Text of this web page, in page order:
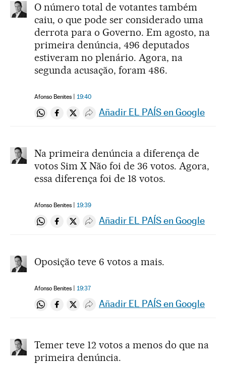
O número total de votantes também
caiu, o que pode ser considerado uma
derrota para o Governo. Em agosto, na
primeira denúncia, 496 deputados
estiveram no plenário. Agora, na
segunda acusação, foram 486.
Afonso Benites 19:40
Compartir en Whatsapp
Compartir en Facebook
Compartir en Twitter
Desplegar Redes Sociales
Añadir EL PAÍS en Google
Na primeira denúncia a diferença de
votos Sim X Não foi de 36 votos. Agora,
essa diferença foi de 18 votos.
Afonso Benites 19:39
Compartir en Whatsapp
Compartir en Facebook
Compartir en Twitter
Desplegar Redes Sociales
Añadir EL PAÍS en Google
Oposição teve 6 votos a mais.
Afonso Benites 19:37
Compartir en Whatsapp
Compartir en Facebook
Compartir en Twitter
Desplegar Redes Sociales
Añadir EL PAÍS en Google
Temer teve 12 votos a menos do que na
primeira denúncia.